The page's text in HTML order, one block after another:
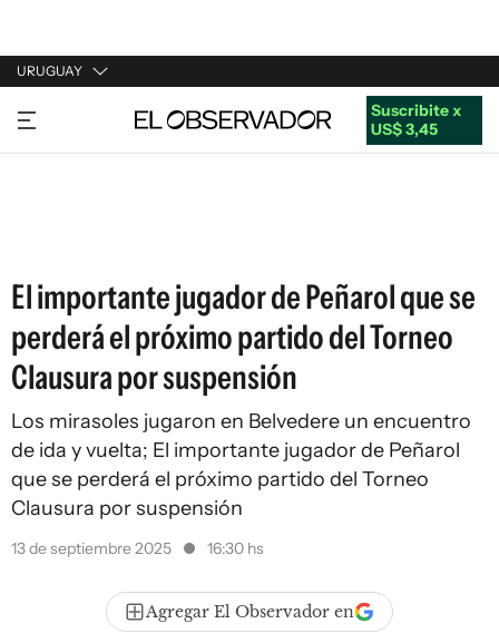
URUGUAY
URUGUAY
ARGENTINA
Suscribite x
US$ 3,45
El importante jugador de Peñarol que se
perderá el próximo partido del Torneo
Clausura por suspensión
Los mirasoles jugaron en Belvedere un encuentro
de ida y vuelta; El importante jugador de Peñarol
que se perderá el próximo partido del Torneo
Clausura por suspensión
13 de septiembre 2025 16:30 hs
Agregar El Observador en